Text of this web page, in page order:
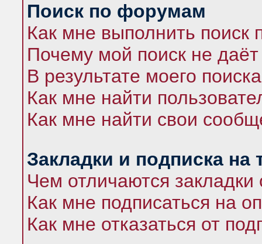
Поиск по форумам
Как мне выполнить
Почему мой поиск не даёт
В результате моего
Как мне найти
Как мне найти свои
Закладки и подписка на
Чем отличаются закладки
Как мне подписаться на
Как мне отказаться от